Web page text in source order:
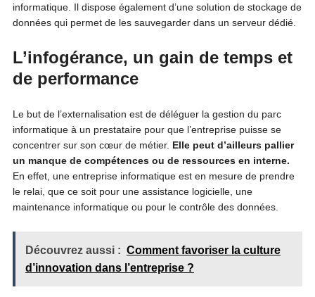
informatique. Il dispose également d’une solution de stockage de
données qui permet de les sauvegarder dans un serveur dédié.
L’infogérance, un gain de temps et
de performance
Le but de l’externalisation est de déléguer la gestion du parc
informatique à un prestataire pour que l’entreprise puisse se
concentrer sur son cœur de métier. Elle peut d’ailleurs pallier
un manque de compétences ou de ressources en interne.
En effet, une entreprise informatique est en mesure de prendre
le relai, que ce soit pour une assistance logicielle, une
maintenance informatique ou pour le contrôle des données.
Découvrez aussi : Comment favoriser la culture
d’innovation dans l’entreprise ?